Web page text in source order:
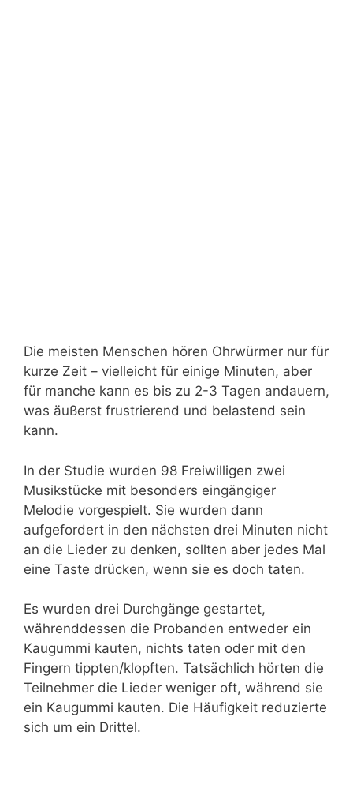
Die meisten Menschen hören Ohrwürmer nur für
kurze Zeit – vielleicht für einige Minuten, aber
für manche kann es bis zu 2-3 Tagen andauern,
was äußerst frustrierend und belastend sein
kann.
In der Studie wurden 98 Freiwilligen zwei
Musikstücke mit besonders eingängiger
Melodie vorgespielt. Sie wurden dann
aufgefordert in den nächsten drei Minuten nicht
an die Lieder zu denken, sollten aber jedes Mal
eine Taste drücken, wenn sie es doch taten.
Es wurden drei Durchgänge gestartet,
währenddessen die Probanden entweder ein
Kaugummi kauten, nichts taten oder mit den
Fingern tippten/klopften. Tatsächlich hörten die
Teilnehmer die Lieder weniger oft, während sie
ein Kaugummi kauten. Die Häufigkeit reduzierte
sich um ein Drittel.